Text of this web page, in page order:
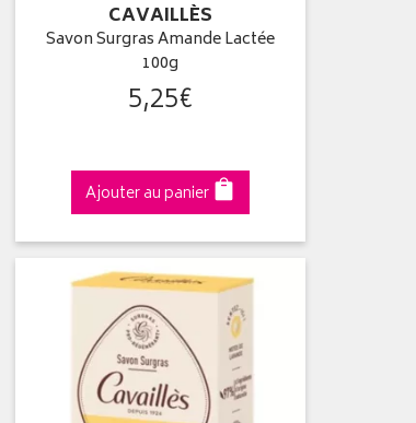
CAVAILLÈS
Savon Surgras Amande Lactée
100g
5,25€
Ajouter au panier